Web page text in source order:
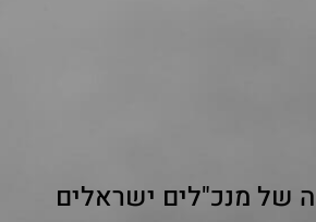
של מנכ"לים ישראלים